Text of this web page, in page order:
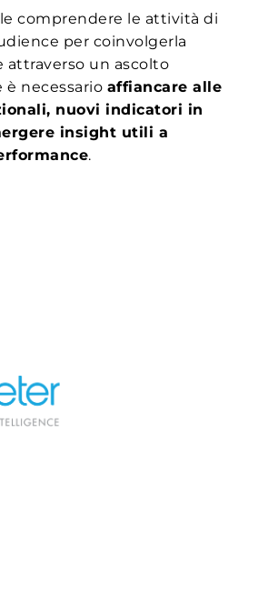
comprendere le attività di
per coinvolgerla
attraverso un ascolto
è necessario affiancare alle
nuovi indicatori in
insight utili a
.